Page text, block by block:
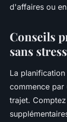
d'affaires ou
Conseils
sans stress
La
commence par
trajet.